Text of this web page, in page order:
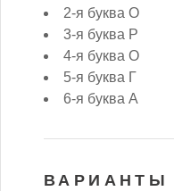
2-я буква О
3-я буква Р
4-я буква О
5-я буква Г
6-я буква А